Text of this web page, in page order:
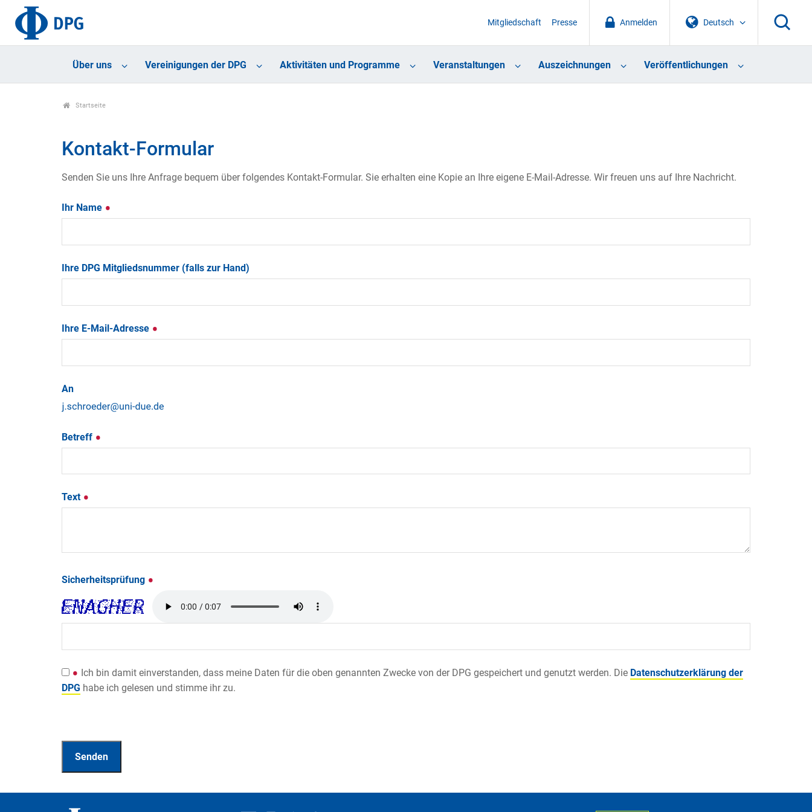
Deutsch
Anmelden
Mitgliedschaft Presse
Über uns Vereinigungen der DPG Aktivitäten und Programme Veranstaltungen Auszeichnungen Veröffentlichungen
Startseite
Kontakt-Formular
Senden Sie uns Ihre Anfrage bequem über folgendes Kontakt-Formular. Sie erhalten eine Kopie an Ihre eigene E-Mail-Adresse. Wir freuen uns auf Ihre Nachricht.
Ihr Name
Ihre DPG Mitgliedsnummer (falls zur Hand)
Ihre E-Mail-Adresse
An
Betreff
Text
Sicherheitsprüfung
Ich bin damit einverstanden, dass meine Daten für die oben genannten Zwecke von der DPG gespeichert und genutzt werden. Die Datenschutzerklärung der
DPG habe ich gelesen und stimme ihr zu.